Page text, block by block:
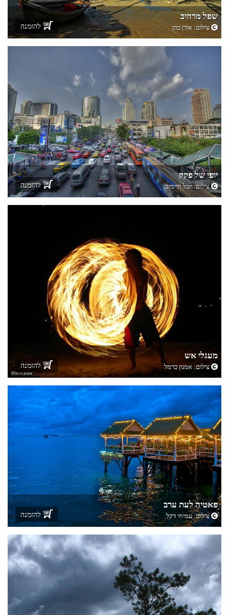
שפל מרהיב
צילום: אורן כהן להזמנה
יופי של פקק
צילום:יובל חיימוב להזמנה
מעגלי אש
צילום:אמנון כרמל להזמנה
פאטיה לעת ערב
צילום:עמיחי דקל להזמנה